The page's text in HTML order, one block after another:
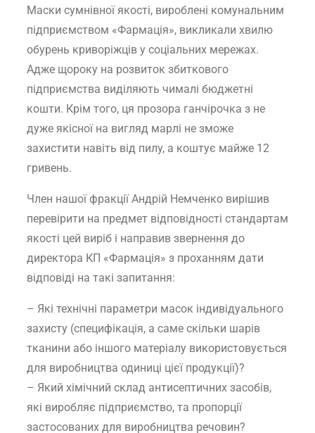
Маски сумнівної якості, вироблені комунальним
підприємством «Фармація», викликали хвилю
обурень криворіжців у соціальних мережах.
Адже щороку на розвиток збиткового
підприємства виділяють чималі бюджетні
кошти. Крім того, ця прозора ганчірочка з не
дуже якісної на вигляд марлі не зможе
захистити навіть від пилу, а коштує майже 12
гривень.
Член нашої фракції Андрій Немченко вирішив
перевірити на предмет відповідності стандартам
якості цей виріб і направив звернення до
директора КП «Фармація» з проханням дати
відповіді на такі запитання:
– Які технічні параметри масок індивідуального
захисту (специфікація, а саме скільки шарів
тканини або іншого матеріалу використовується
для виробництва одиниці цієї продукції)?
– Який хімічний склад антисептичних засобів,
які виробляє підприємство, та пропорції
застосованих для виробництва речовин?